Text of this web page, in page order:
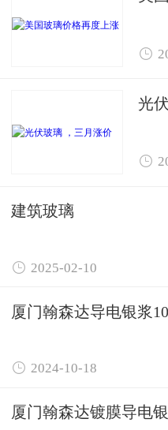

光

建筑玻璃
 2025-02-10
厦门翰森达导电银浆
 2024-10-18
厦门翰森达镀膜导电